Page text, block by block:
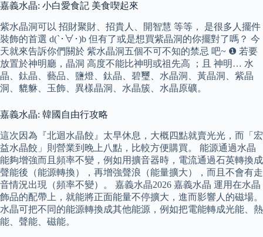
嘉義水晶: 小白愛食記 美食喫起來
紫水晶洞可以 招財聚財、招貴人、開智慧 等等， 是很多人擺件
裝飾的首選 d(`･∀･)b 但有了或是想買紫晶洞的你擺對了嗎？ 今
天就來告訴你們關於 紫水晶洞五個不可不知的禁忌 吧~ ❶ 若要
放置於神明廳，晶洞 高度不能比神明或祖先高 ；且 神明… 水
晶、鈦晶、藝品、鹽燈、鈦晶、碧璽、水晶洞、黃晶洞、紫晶
洞、貔貅、玉飾、異樣晶洞、水晶簇、水晶原礦。
嘉義水晶: 韓國自由行攻略
這次因為『北迴水晶餃』太早休息，大概四點就賣光光，而「宏
益水晶餃」則營業到晚上八點，比較方便購買。 能源通過水晶
能夠增強而且頻率不變，例如用擴音器時，電流通過石英轉換成
聲能後（能源轉換），再增強聲浪（能量擴大），而且不會有走
音情況出現（頻率不變）。 嘉義水晶2026 嘉義水晶 運用在水晶
飾品的配帶上，就能將正面能量不停擴大，進而影響人的磁場。
水晶可把不同的能源轉換成其他能源，例如把電能轉成光能、熱
能、聲能、磁能。